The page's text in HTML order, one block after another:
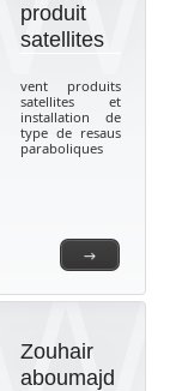
→
produit
satellites
vent produits
satellites et
installation de
type de resaus
paraboliques
Zouhair
aboumajd